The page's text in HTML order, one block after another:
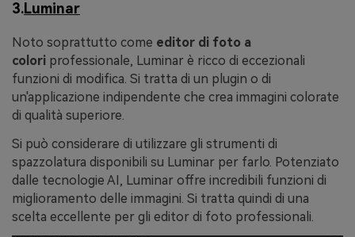
3.Luminar
Noto soprattutto come editor di foto a
colori professionale, Luminar è ricco di eccezionali
funzioni di modifica. Si tratta di un plugin o di
un'applicazione indipendente che crea immagini colorate
di qualità superiore.
Si può considerare di utilizzare gli strumenti di
spazzolatura disponibili su Luminar per farlo. Potenziato
dalle tecnologie AI, Luminar offre incredibili funzioni di
miglioramento delle immagini. Si tratta quindi di una
scelta eccellente per gli editor di foto professionali.